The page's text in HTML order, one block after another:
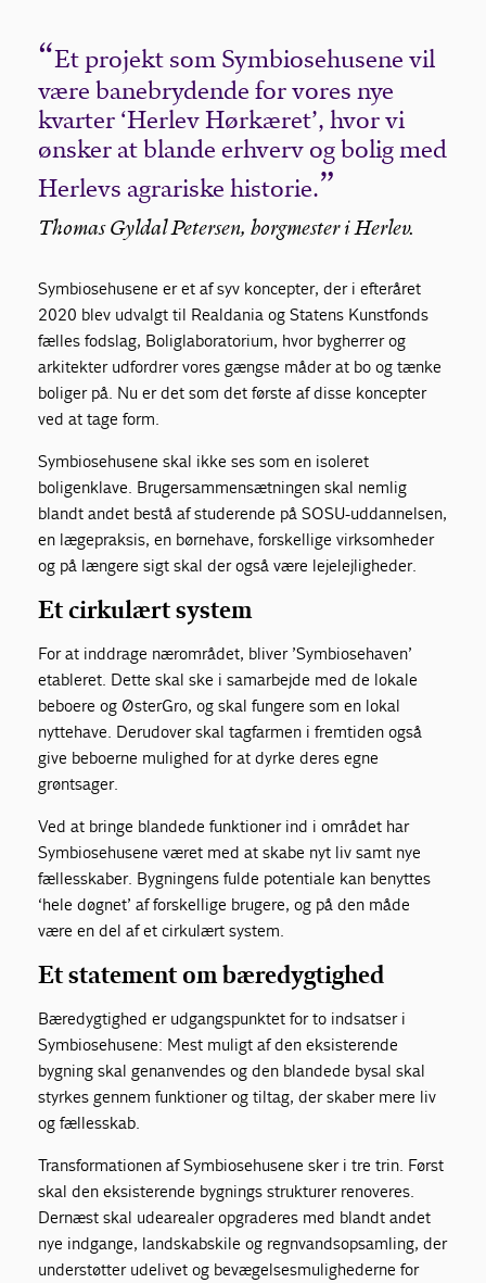
Et projekt som Symbiosehusene vil
være banebrydende for vores nye
kvarter ‘Herlev Hørkæret’, hvor vi
ønsker at blande erhverv og bolig med
Herlevs agrariske historie.
Thomas Gyldal Petersen, borgmester i Herlev.
Symbiosehusene er et af syv koncepter, der i efteråret
2020 blev udvalgt til Realdania og Statens Kunstfonds
fælles fodslag, Boliglaboratorium, hvor bygherrer og
arkitekter udfordrer vores gængse måder at bo og tænke
boliger på. Nu er det som det første af disse koncepter
ved at tage form.
Symbiosehusene skal ikke ses som en isoleret
boligenklave. Brugersammensætningen skal nemlig
blandt andet bestå af studerende på SOSU-uddannelsen,
en lægepraksis, en børnehave, forskellige virksomheder
og på længere sigt skal der også være lejelejligheder.
Et cirkulært system
For at inddrage nærområdet, bliver ’Symbiosehaven’
etableret. Dette skal ske i samarbejde med de lokale
beboere og ØsterGro, og skal fungere som en lokal
nyttehave. Derudover skal tagfarmen i fremtiden også
give beboerne mulighed for at dyrke deres egne
grøntsager.
Ved at bringe blandede funktioner ind i området har
Symbiosehusene været med at skabe nyt liv samt nye
fællesskaber. Bygningens fulde potentiale kan benyttes
‘hele døgnet’ af forskellige brugere, og på den måde
være en del af et cirkulært system.
Et statement om bæredygtighed
Bæredygtighed er udgangspunktet for to indsatser i
Symbiosehusene: Mest muligt af den eksisterende
bygning skal genanvendes og den blandede bysal skal
styrkes gennem funktioner og tiltag, der skaber mere liv
og fællesskab.
Transformationen af Symbiosehusene sker i tre trin. Først
skal den eksisterende bygnings strukturer renoveres.
Dernæst skal udearealer opgraderes med blandt andet
nye indgange, landskabskile og regnvandsopsamling, der
understøtter udelivet og bevægelsesmulighederne for